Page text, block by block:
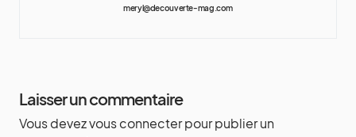
meryl@decouverte-mag.com
Laisser un commentaire
Vous devezvous connecterpour publier un